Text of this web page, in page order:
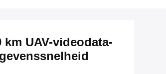
UAV-videodata-